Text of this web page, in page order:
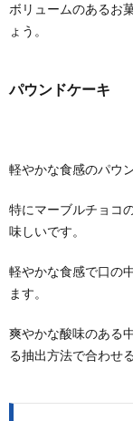
ボリュームのあるお
ょう。
パウンドケーキ
軽やかな食感のパウ
特にマーブルチョコ
味しいです。
軽やかな食感で口の
ます。
爽やかな酸味のある
る抽出方法で合わせ